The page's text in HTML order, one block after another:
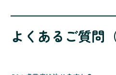
よくあるご質問（